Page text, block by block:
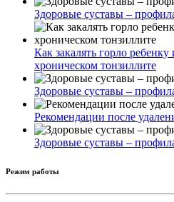
Здоровые суставы –
Как закалять горло
хроническом тонзиллите
Здоровые суставы –
Рекомендации после
Здоровые суставы –
Режим работы